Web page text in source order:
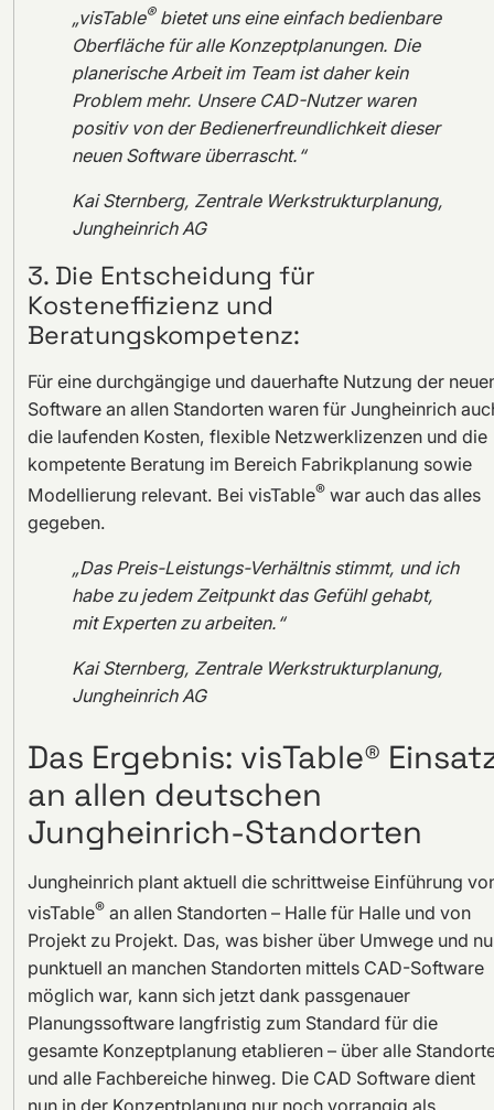
„visTable®bietet uns eine einfach bedienbare
Oberfläche für alle Konzeptplanungen. Die
planerische Arbeit im Team ist daher kein
Problem mehr. Unsere CAD-Nutzer waren
positiv von der Bedienerfreundlichkeit dieser
neuen Software überrascht.“
Kai Sternberg, Zentrale Werkstrukturplanung,
Jungheinrich AG
3. Die Entscheidung für
Kosteneffizienz und
Beratungskompetenz:
Für eine durchgängige und dauerhafte Nutzung der
Software an allen Standorten waren für Jungheinrich
die laufenden Kosten, flexible Netzwerklizenzen und die
kompetente Beratung im Bereich Fabrikplanung sowie
Modellierung relevant. Bei visTable®war auch das alles
gegeben.
„Das Preis-Leistungs-Verhältnis stimmt, und ich
habe zu jedem Zeitpunkt das Gefühl gehabt,
mit Experten zu arbeiten.“
Kai Sternberg, Zentrale Werkstrukturplanung,
Jungheinrich AG
Das Ergebnis: visTable®
an allen deutschen
Jungheinrich-Standorten
Jungheinrich plant aktuell die schrittweise Einführung
visTable®an allen Standorten – Halle für Halle und von
Projekt zu Projekt. Das, was bisher über Umwege und
punktuell an manchen Standorten mittels CAD-Software
möglich war, kann sich jetzt dank passgenauer
Planungssoftware langfristig zum Standard für die
gesamte Konzeptplanung etablieren – über alle
und alle Fachbereiche hinweg. Die CAD Software dient